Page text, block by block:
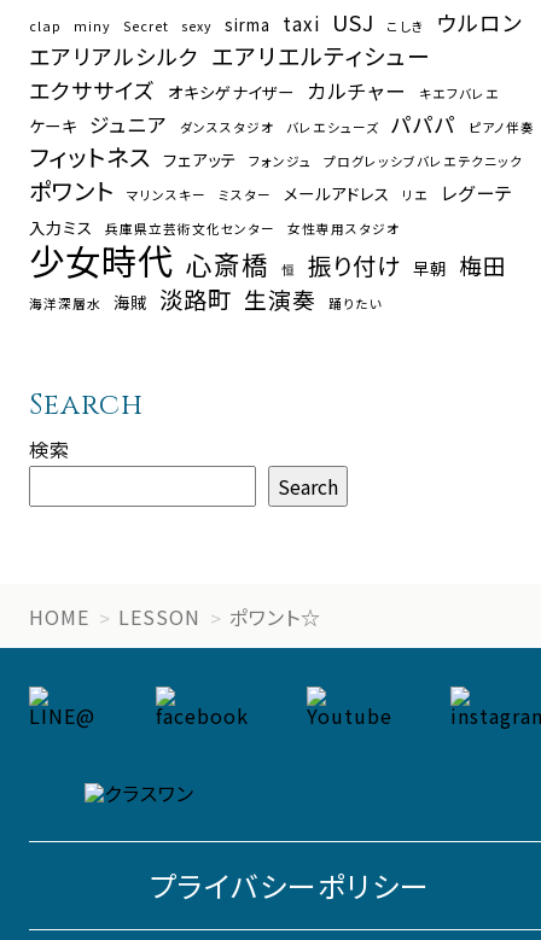
clap miny Secret sexy sirma taxi USJ こしき
ウルロン
エアリアルシルク エアリエルティシュー
エクササイズ オキシゲナイザー カルチャー キエフバレエ
ケーキ ジュニア ダンススタジオ バレエシューズ パパパ ピアノ伴奏
フィットネス フェアッテ フォンジュ プログレッシブバレエテクニック
ポワント マリンスキー ミスター メールアドレス リエ レグーテ
入力ミス 兵庫県立芸術文化センター 女性専用スタジオ
少女時代 心斎橋 恒 振り付け 早朝 梅田
海洋深層水 海賊 淡路町 生演奏 踊りたい
Search
検索
Search
HOME LESSON ポワント☆
プライバシーポリシー